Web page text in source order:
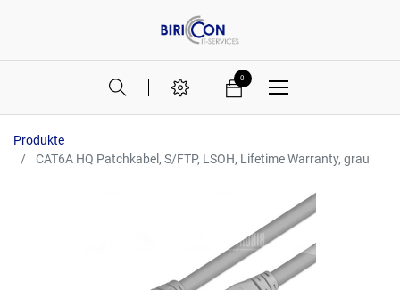
0
Produkte
CAT6A HQ Patchkabel, S/FTP, LSOH, Lifetime Warranty, grau